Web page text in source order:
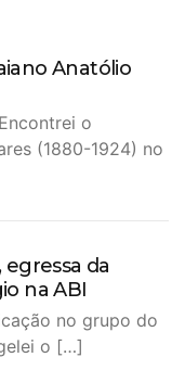
Anatólio
o
(1880-1924) no
egressa da
na ABI
no grupo do
o […]